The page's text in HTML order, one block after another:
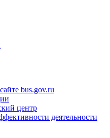
bus.gov.ru
центр
деятельности